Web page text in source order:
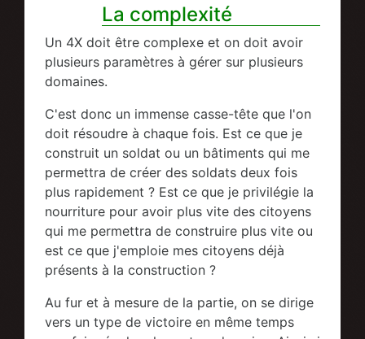
La complexité
Un 4X doit être complexe et on doit avoir
plusieurs paramètres à gérer sur plusieurs
domaines.
C'est donc un immense casse-tête que l'on
doit résoudre à chaque fois. Est ce que je
construit un soldat ou un bâtiments qui me
permettra de créer des soldats deux fois
plus rapidement ? Est ce que je privilégie la
nourriture pour avoir plus vite des citoyens
qui me permettra de construire plus vite ou
est ce que j'emploie mes citoyens déjà
présents à la construction ?
Au fur et à mesure de la partie, on se dirige
vers un type de victoire en même temps